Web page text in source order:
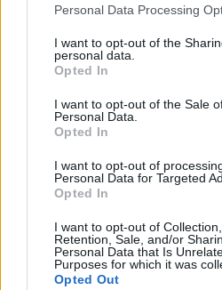
Personal Data Processing
I want to opt-out of the
personal data.
Opted In
I want to opt-out of the Sale
Personal Data.
Opted In
I want to opt-out of
Personal Data for Targeted
Opted In
I want to opt-out of Collection,
Retention, Sale, and/or
Personal Data that Is
Purposes for which it was
Opted Out
Ακολουθήστε το E-
και μάθετε πρώτοιτα πιο
Για ακόμη περισσότερα
ειδήσεων του E-Daily.gr
Ακολουθήστε το E-